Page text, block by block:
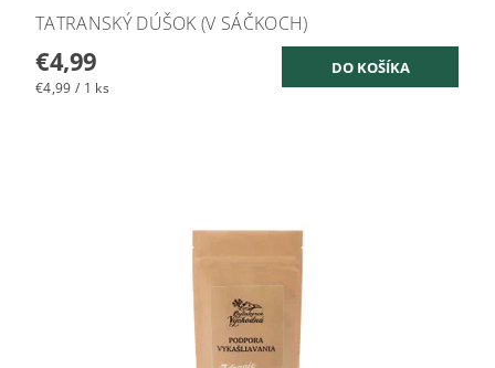
TATRANSKÝ DÚŠOK (V SÁČKOCH)
€4,99
€4,99 / 1 ks